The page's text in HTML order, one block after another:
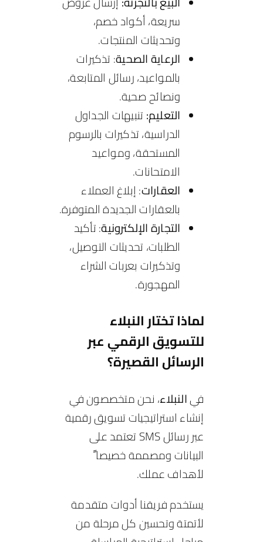
سريعة، أكواد خصم،
وتحديثات المنتجات.
الرعاية الصحية: تذكيرات
بالمواعيد، رسائل المتابعة،
ونصائح صحية.
التعليم:تنبيهات الجداول
الدراسية، تذكيرات بالرسوم
المستحقة، ومواعيد
الامتحانات.
العقارات: إبلاغ العملاء
بالعقارات الجديدة المتوفرة.
التجارة الإلكترونية: تأكيد
الطلبات، تحديثات التوصيل،
وتذكيرات بعربات الشراء
المهجورة.
لماذا تختار النبلاء
للتسويق الرقمي عبر
الرسائل القصيرة؟
فيالنبلاء، نحن متخصصون في
إنشاء استراتيجيات تسويق رقمية
عبر رسائل SMS تعتمد على
البيانات ومصممة خصيصا ً
لأهداف عملك.
يستخدم فريقنا أدوات متقدمة
لأتمتة وتحسين كل مرحلة من